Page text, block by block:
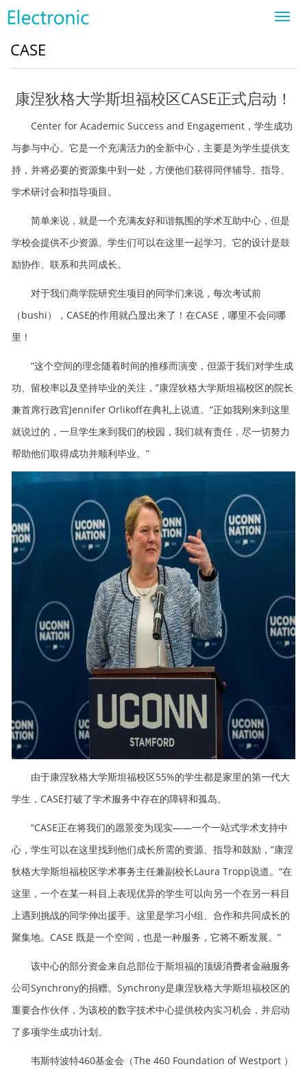
CASE
康涅狄格大学斯坦福校区CASE正式启动！
Center for Academic Success and Engagement，学生成功
与参与中心。它是一个充满活力的全新中心，主要是为学生提供支
持，并将必要的资源集中到一处，方便他们获得同伴辅导、指导、
学术研讨会和指导项目。
简单来说，就是一个充满友好和谐氛围的学术互助中心，但是
学校会提供不少资源。学生们可以在这里一起学习。它的设计是鼓
励协作、联系和共同成长。
对于我们商学院研究生项目的同学们来说，每次考试前
（bushi），CASE的作用就凸显出来了！在CASE，哪里不会问哪
里！
“这个空间的理念随着时间的推移而演变，但源于我们对学生成
功、留校率以及坚持毕业的关注，”康涅狄格大学斯坦福校区的院长
兼首席行政官Jennifer Orlikoff在典礼上说道。“正如我刚来到这里
就说过的，一旦学生来到我们的校园，我们就有责任，尽一切努力
帮助他们取得成功并顺利毕业。”
由于康涅狄格大学斯坦福校区55%的学生都是家里的第一代大
学生，CASE打破了学术服务中存在的障碍和孤岛。
“CASE正在将我们的愿景变为现实——一个一站式学术支持中
心，学生可以在这里找到他们成长所需的资源、指导和鼓励，”康涅
狄格大学斯坦福校区学术事务主任兼副校长Laura Tropp说道。“在
这里，一个在某一科目上表现优异的学生可以向另一个在另一科目
上遇到挑战的同学伸出援手。这里是学习小组、合作和共同成长的
聚集地。CASE 既是一个空间，也是一种服务，它将不断发展。”
该中心的部分资金来自总部位于斯坦福的顶级消费者金融服务
公司Synchrony的捐赠。Synchrony是康涅狄格大学斯坦福校区的
重要合作伙伴，为该校的数字技术中心提供校内实习机会，并启动
了多项学生成功计划。
韦斯特波特460基金会（The 460 Foundation of Westport ）